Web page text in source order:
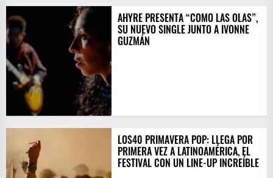
AHYRE PRESENTA “COMO LAS OLAS”,
SU NUEVO SINGLE JUNTO A IVONNE
GUZMÁN
LOS40 PRIMAVERA POP: LLEGA POR
PRIMERA VEZ A LATINOAMÉRICA, EL
FESTIVAL CON UN LINE-UP INCREÍBLE